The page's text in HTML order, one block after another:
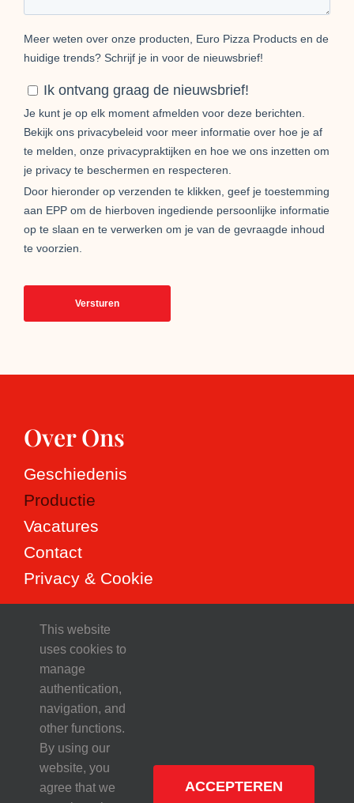
Over Ons
Geschiedenis
Productie
Vacatures
Contact
Privacy & Cookie
Onze Producten
Piazzola Deeg
Private Label Deeg
Bodems & Toppings
This website
uses cookies to
manage
authentication,
navigation, and
other functions.
By using our
website, you
agree that we
ACCEPTEREN